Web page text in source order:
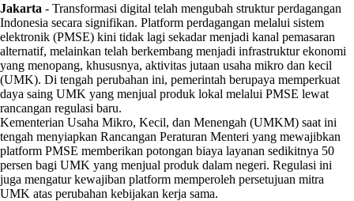
Jakarta - Transformasi digital telah mengubah struktur perdagangan
Indonesia secara signifikan. Platform perdagangan melalui sistem
elektronik (PMSE) kini tidak lagi sekadar menjadi kanal pemasaran
alternatif, melainkan telah berkembang menjadi infrastruktur ekonomi
yang menopang, khususnya, aktivitas jutaan usaha mikro dan kecil
(UMK). Di tengah perubahan ini, pemerintah berupaya memperkuat
daya saing UMK yang menjual produk lokal melalui PMSE lewat
rancangan regulasi baru.
Kementerian Usaha Mikro, Kecil, dan Menengah (UMKM) saat ini
tengah menyiapkan Rancangan Peraturan Menteri yang mewajibkan
platform PMSE memberikan potongan biaya layanan sedikitnya 50
persen bagi UMK yang menjual produk dalam negeri. Regulasi ini
juga mengatur kewajiban platform memperoleh persetujuan mitra
UMK atas perubahan kebijakan kerja sama.